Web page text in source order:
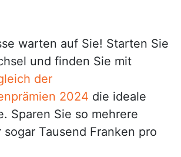
warten auf Sie! Starten Sie
und finden Sie mit
der
2024 die ideale
Sparen Sie so mehrere
Tausend Franken pro